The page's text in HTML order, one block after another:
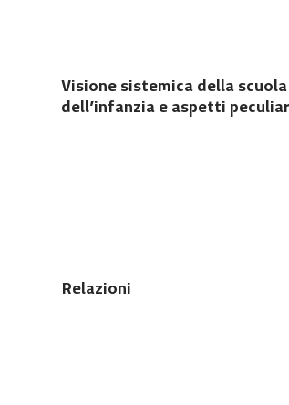
Visione sistemica della scuola
dell’infanzia e aspetti
Relazioni